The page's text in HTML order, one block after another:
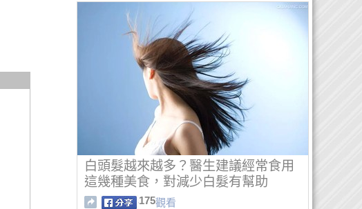
白頭髮越來越多？醫生建議經常食用
這幾種美食，對減少白髮有幫助
175觀看